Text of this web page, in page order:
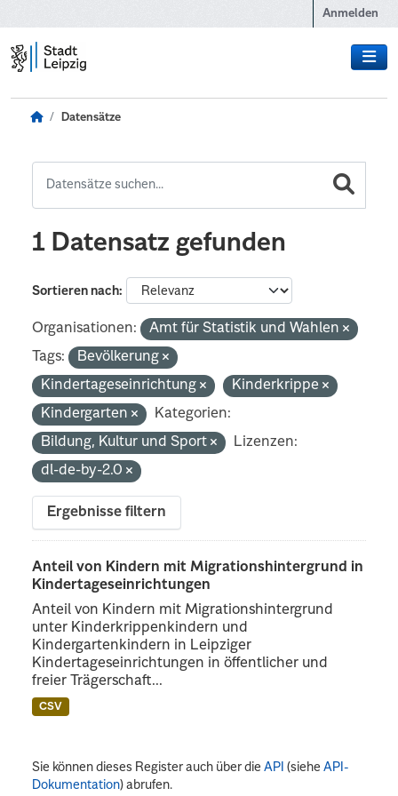
Anmelden
Datensätze
1 Datensatz gefunden
Sortieren nach
Organisationen:
Amt für Statistik und Wahlen
Tags:
Bevölkerung
Kindertageseinrichtung
Kinderkrippe
Kindergarten
Kategorien:
Bildung, Kultur und Sport
Lizenzen:
dl-de-by-2.0
Ergebnisse filtern
Anteil von Kindern mit Migrationshintergrund in
Kindertageseinrichtungen
Anteil von Kindern mit Migrationshintergrund
unter Kinderkrippenkindern und
Kindergartenkindern in Leipziger
Kindertageseinrichtungen in öffentlicher und
freier Trägerschaft...
CSV
Sie können dieses Register auch über dieAPI (sieheAPI-
Dokumentation) abrufen.